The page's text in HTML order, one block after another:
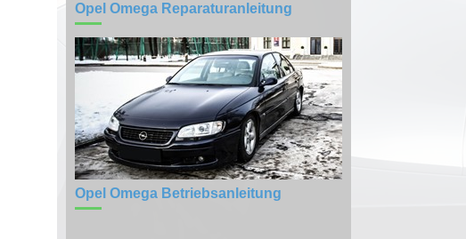
Opel Omega Reparaturanleitung
Opel Omega Betriebsanleitung